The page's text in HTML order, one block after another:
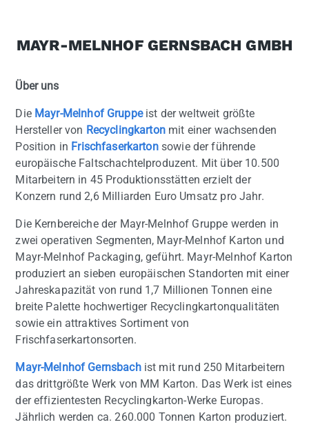
MAYR-MELNHOF GERNSBACH GMBH
Über uns
Die Mayr-Melnhof Gruppeist der weltweit größte
Hersteller von Recyclingkartonmit einer wachsenden
Position in Frischfaserkartonsowie der führende
europäische Faltschachtelproduzent. Mit über 10.500
Mitarbeitern in 45 Produktionsstätten erzielt der
Konzern rund 2,6 Milliarden Euro Umsatz pro Jahr.
Die Kernbereiche der Mayr-Melnhof Gruppe werden in
zwei operativen Segmenten, Mayr-Melnhof Karton und
Mayr-Melnhof Packaging, geführt. Mayr-Melnhof Karton
produziert an sieben europäischen Standorten mit einer
Jahreskapazität von rund 1,7 Millionen Tonnen eine
breite Palette hochwertiger Recyclingkartonqualitäten
sowie ein attraktives Sortiment von
Frischfaserkartonsorten.
Mayr-Melnhof Gernsbachist mit rund 250 Mitarbeitern
das drittgrößte Werk von MM Karton. Das Werk ist eines
der effizientesten Recyclingkarton-Werke Europas.
Jährlich werden ca. 260.000 Tonnen Karton produziert.